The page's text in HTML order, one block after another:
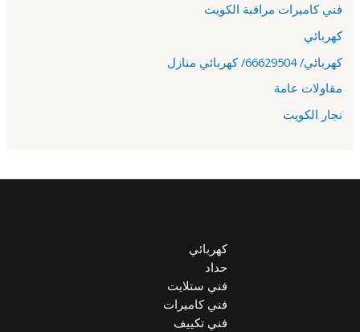
فني كاميرات مراقبة الكويت
كهربائي
كهربائي/ 66629504/ كهربائي منازل
مقاولات عامة
نجار الكويت
كهربائي
حداد
فني ستلايت
فني كاميرات
فني تكييف